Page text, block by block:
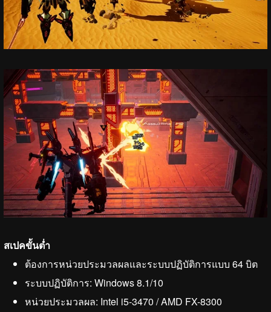
สเปคขั้นต่ำ
ต้องการหน่วยประมวลผลและระบบปฏิบัติการแบบ 64 บิต
ระบบปฏิบัติการ: Windows 8.1/10
หน่วยประมวลผล: Intel i5-3470 / AMD FX-8300